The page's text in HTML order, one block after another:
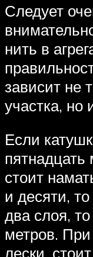
Следует
нить в
зависит не
участка, но
Если
пятнадцать
стоит
и десяти,
два слоя,
метров.
лески,